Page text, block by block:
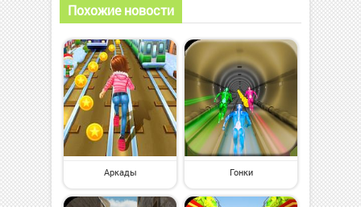
Похожие новости
Аркады Гонки